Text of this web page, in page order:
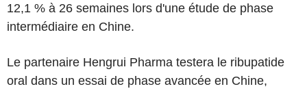
12,1 % à 26 semaines lors d'une étude de phase
intermédiaire en Chine.
Le partenaire Hengrui Pharma testera le ribupatide
oral dans un essai de phase avancée en Chine,